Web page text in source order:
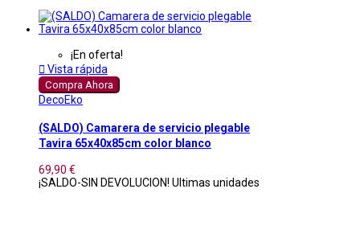
¡En oferta!
 Vista rápida
Compra Ahora
DecoEko
(SALDO) Camarera de servicio plegable
Tavira 65x40x85cm color blanco
69,90 €
¡SALDO-SIN DEVOLUCION! Ultimas unidades